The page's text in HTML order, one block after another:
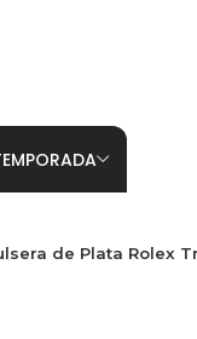
de Plata Rolex